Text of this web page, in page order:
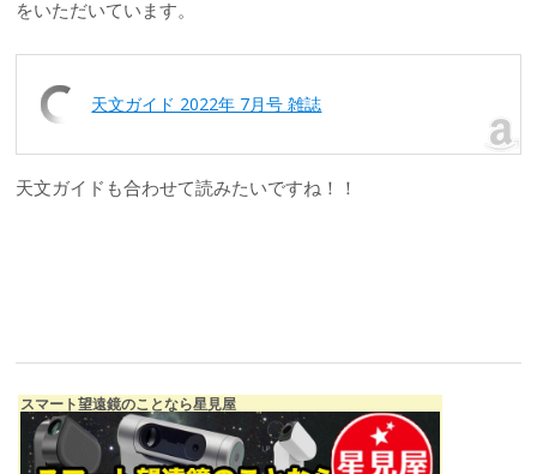
をいただいています。
天文ガイド 2022年 7月号 雑誌
天文ガイドも合わせて読みたいですね！！
スマート望遠鏡のことなら星見屋